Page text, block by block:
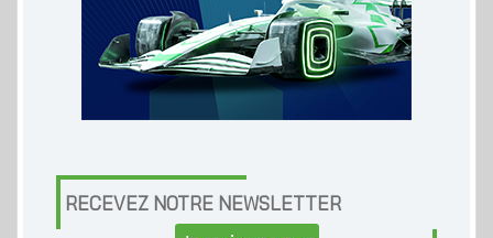
RECEVEZ NOTRE NEWSLETTER